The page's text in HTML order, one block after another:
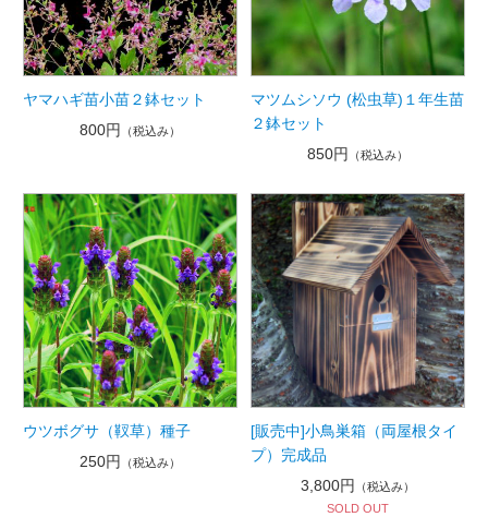
ヤマハギ苗小苗２鉢セット
800円
（税込み）
マツムシソウ (松虫草)１年生苗
２鉢セット
850円
（税込み）
ウツボグサ（靫草）種子
250円
（税込み）
[販売中]小鳥巣箱（両屋根タイ
プ）完成品
3,800円
（税込み）
SOLD OUT